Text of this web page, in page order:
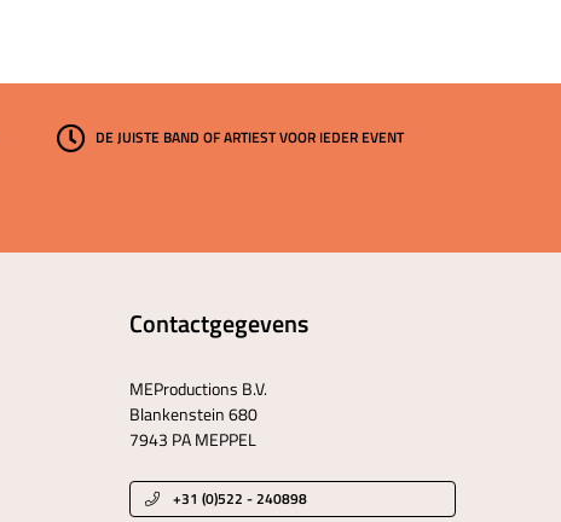
DE JUISTE BAND OF ARTIEST VOOR IEDER EVENT
Contactgegevens
MEProductions B.V.
Blankenstein 680
7943 PA MEPPEL
+31 (0)522 - 240898